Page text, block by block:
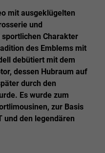
mit ausgeklügelten
und
Charakter
des Emblems mit
debütiert mit dem
dessen Hubraum auf
durch den
Es wurde zum
zur Basis
und den legendären